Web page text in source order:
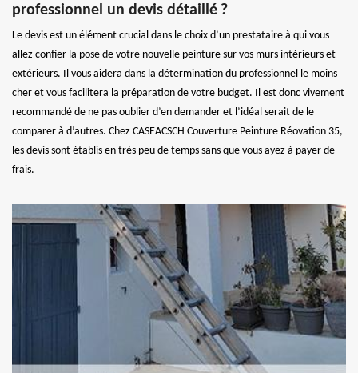
professionnel un devis détaillé ?
Le devis est un élément crucial dans le choix d’un prestataire à qui vous
allez confier la pose de votre nouvelle peinture sur vos murs intérieurs et
extérieurs. Il vous aidera dans la détermination du professionnel le moins
cher et vous facilitera la préparation de votre budget. Il est donc vivement
recommandé de ne pas oublier d’en demander et l’idéal serait de le
comparer à d’autres. Chez CASEACSCH Couverture Peinture Réovation 35,
les devis sont établis en très peu de temps sans que vous ayez à payer de
frais.